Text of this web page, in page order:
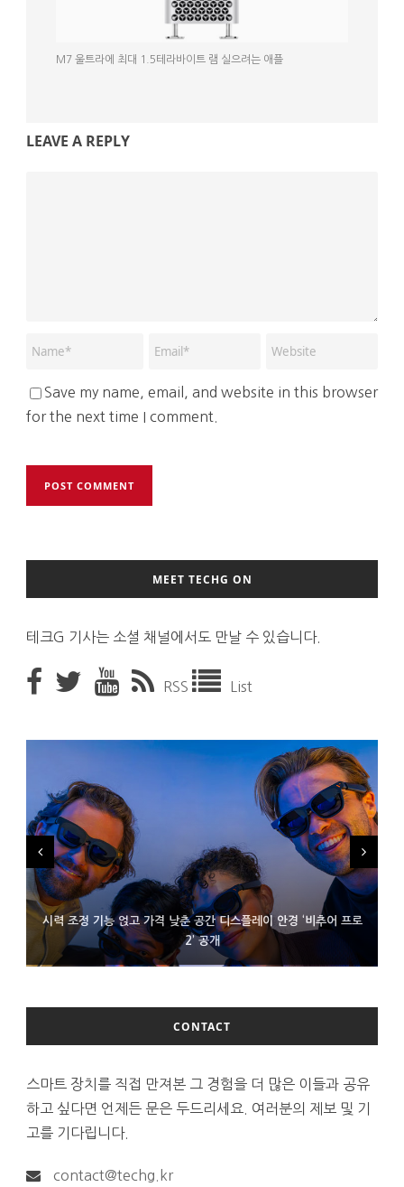
M7 울트라에 최대 1.5테라바이트 램 실으려는 애플
LEAVE A REPLY
Save my name, email, and website in this browser
for the next time I comment.
MEET TECHG ON
테크G 기사는 소셜 채널에서도 만날 수 있습니다.
RSS List
시력 조정 기능 얹고 가격 낮춘 공간 디스플레이 안경 ‘비추어 프로
2’ 공개
D램 부족에 10억달러어치 아이폰18 프로세서 패키징 대기 중
300~400달러 반지형 스피커 준비하는 오픈AI
CONTACT
스마트 장치를 직접 만져본 그 경험을 더 많은 이들과 공유
하고 싶다면 언제든 문은 두드리세요. 여러분의 제보 및 기
고를 기다립니다.
contact@techg.kr